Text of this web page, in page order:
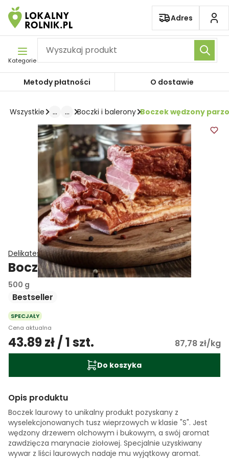
Pomiń nawigację
Adres
Kategorie
Metody płatności O dostawie
Wszystkie ... ... Boczki i balerony Boczek wędzony
Bestseller
Delikatesy Smakosza
Boczek wędzony parzony
500 g
SPECJAŁY
Cena aktualna
43.89 zł / 1 szt. 87,78 zł/kg
Do koszyka
Opis produktu
Boczek laurowy to unikalny produkt pozyskany z
wyselekcjonowanych tusz wieprzowych w klasie "S". Jest
wędzony drzewem olchowym i bukowym, a swój aromat
zawdzięcza marynacie ziołowej. Specjalnie uzyskiwany
wywar z liści laurowych nadaje mu wyjątkowy aromat.